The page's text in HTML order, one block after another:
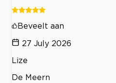
Beveelt aan
27 July 2026
Lize
De Meern